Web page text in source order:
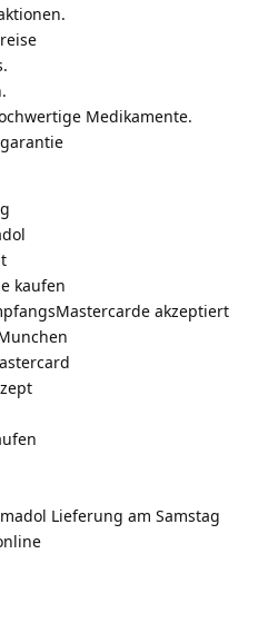
Medikamente.
kaufen
akzeptiert
Lieferung am Samstag